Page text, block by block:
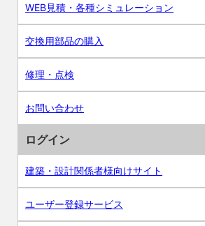
WEB見積・各種シミュレーション
交換用部品の購入
修理・点検
お問い合わせ
ログイン
建築・設計関係者様向けサイト
ユーザー登録サービス